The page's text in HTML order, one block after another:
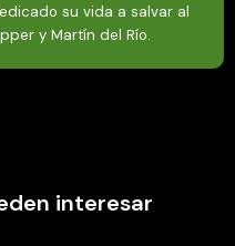
su vida a salvar al
y Martín del Río.
interesar